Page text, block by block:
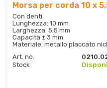
Morsa per corda 10 x
Con denti
Lunghezza: 10 mm
Larghezza: 5,5 mm
Capacità ± 3 mm
Materiale: metallo placcato
Art. no.
Stock